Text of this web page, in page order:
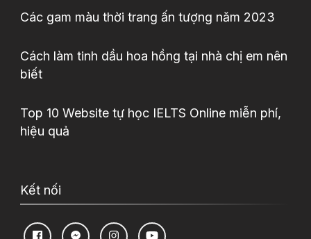
Các gam màu thời trang ấn tượng năm 2023
Cách làm tinh dầu hoa hồng tại nhà chị em nên
biết
Top 10 Website tự học IELTS Online miễn phí,
hiệu quả
Kết nối